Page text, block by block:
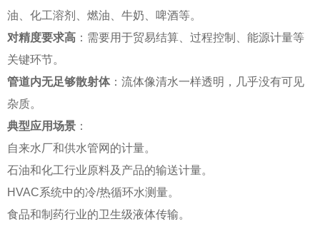
油、化工溶剂、燃油、牛奶、啤酒等。
对精度要求高 ：需要用于贸易结算、过程控制、能源计量等
关键环节。
管道内无足够散射体：流体像清水一样透明，几乎没有可见
杂质。
典型应用场景 ：
自来水厂和供水管网的计量。
石油和化工行业原料及产品的输送计量。
HVAC系统中的冷/热循环水测量。
食品和制药行业的卫生级液体传输。